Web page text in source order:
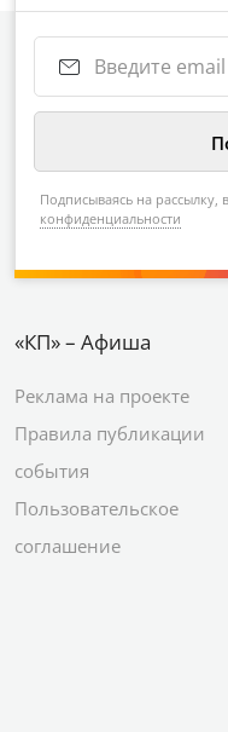
Подписываясь на рассылку,
конфиденциальности
«КП» – Афиша
Реклама на проекте
Правила публикации
события
Пользовательское
соглашение